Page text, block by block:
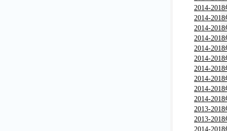
现状分析
2014-
测及投资
2014-
监测及投
2014-
监测及投
2014-
市场现状
报告
2014-
习产品市
究报告
2014-
分析及投
2014-
需分析及
2014-
竞争力分
告
2014-
分析及投
2014-
竞争力分
告
2013-
教）市场
研究报告
2013-
场深度调
2014-